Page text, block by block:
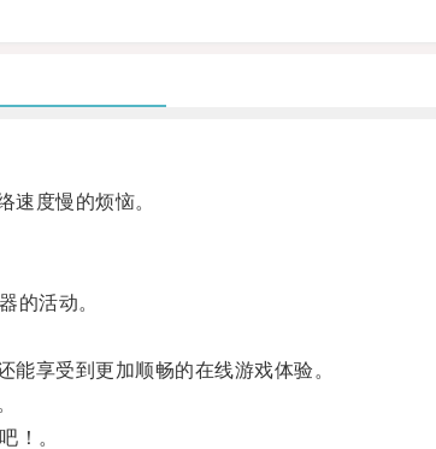
度慢的烦恼。
的活动。
享受到更加顺畅的在线游戏体验。
！。